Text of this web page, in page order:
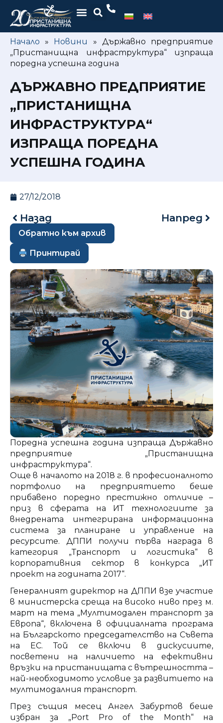
Начало » Новини » Държавно предприятие
„Пристанищна инфраструктура“ изпраща
поредна успешна година
ДЪРЖАВНО ПРЕДПРИЯТИЕ
„ПРИСТАНИЩНА
ИНФРАСТРУКТУРА“
ИЗПРАЩА ПОРЕДНА
УСПЕШНА ГОДИНА
27/12/2018
Назад Напред
Обратно към архив
Принтирай
Поредна успешна година изпраща Държавно
предприятие „Пристанищна
инфраструктура“.
Още в началото на 2018 г. в професионалното
портфолио на предприятието беше
прибавено поредно престижно отличие –
приз в сферата на ИТ технологиите за
внедрената интегрирана информационна
система за планиране и управление на
ресурсите. ДППИ получи първа награда в
категория „Транспорт и логистика“ в
корпоративния сектор в конкурса „ИТ
проект на годината 2017“.
Генералният директор на ДППИ взе участие
в министерска среща на високо ниво през м.
март на тема „Мултимодален транспорт за
Европа“, включена в официалната програма
на Българското председателство на Съвета
на ЕС. Той се включи в дискусиите,
посветени на наличието на ефективни
връзки на пристанищата с вътрешността –
най-необходимото условие за развитието на
мултимодалния транспорт.
През същия месец Ангел Забуртов беше
избран за „Port Pro of the Month“ на